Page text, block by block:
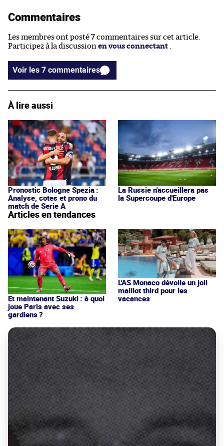
Commentaires
Les membres ont posté 7 commentaires sur cet article.
Participez à la discussion en vous connectant
Voir les 7 commentaires
À lire aussi
Pronostic Bologne Spezia :
Analyse, cotes et prono du
match de Serie A
La Russie n'accueillera pas
la Supercoupe d'Europe
Articles en tendances
Et maintenant Suzuki : à quoi
joue Paris avec ses
gardiens ?
L'AS Monaco dévoile un joli
maillot third pour les
vacances